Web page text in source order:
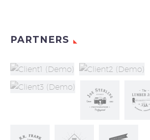
PARTNERS